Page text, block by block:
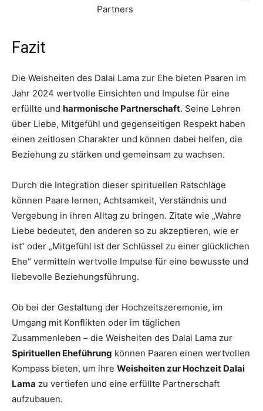
Partners
Fazit
Die Weisheiten des Dalai Lama zur Ehe bieten Paaren im
Jahr 2024 wertvolle Einsichten und Impulse für eine
erfüllte und harmonische Partnerschaft. Seine Lehren
über Liebe, Mitgefühl und gegenseitigen Respekt haben
einen zeitlosen Charakter und können dabei helfen, die
Beziehung zu stärken und gemeinsam zu wachsen.
Durch die Integration dieser spirituellen Ratschläge
können Paare lernen, Achtsamkeit, Verständnis und
Vergebung in ihren Alltag zu bringen. Zitate wie „Wahre
Liebe bedeutet, den anderen so zu akzeptieren, wie er
ist“ oder „Mitgefühl ist der Schlüssel zu einer glücklichen
Ehe“ vermitteln wertvolle Impulse für eine bewusste und
liebevolle Beziehungsführung.
Ob bei der Gestaltung der Hochzeitszeremonie, im
Umgang mit Konflikten oder im täglichen
Zusammenleben – die Weisheiten des Dalai Lama zur
Spirituellen Eheführung können Paaren einen wertvollen
Kompass bieten, um ihre Weisheiten zur Hochzeit Dalai
Lama zu vertiefen und eine erfüllte Partnerschaft
aufzubauen.